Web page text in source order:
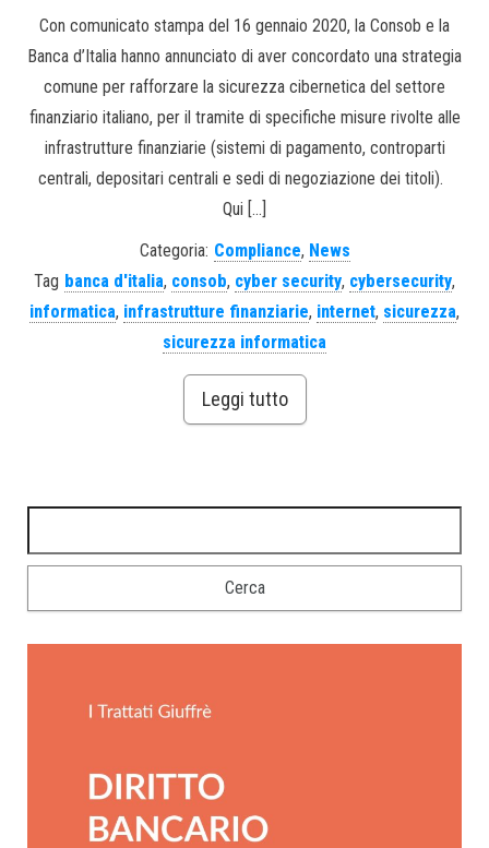
Con comunicato stampa del 16 gennaio 2020, la Consob e la
Banca d’Italia hanno annunciato di aver concordato una strategia
comune per rafforzare la sicurezza cibernetica del settore
finanziario italiano, per il tramite di specifiche misure rivolte alle
infrastrutture finanziarie (sistemi di pagamento, controparti
centrali, depositari centrali e sedi di negoziazione dei titoli).
Qui […]
Categoria: Compliance, News
Tag banca d'italia, consob, cyber security, cybersecurity,
informatica, infrastrutture finanziarie, internet, sicurezza,
sicurezza informatica
Leggi tutto